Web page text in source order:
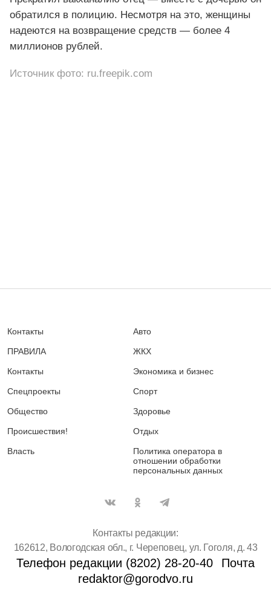
обратился в полицию. Несмотря на это, женщины
надеются на возвращение средств — более 4
миллионов рублей.
Источник фото: ru.freepik.com
Контакты
ПРАВИЛА
Контакты
Спецпроекты
Общество
Происшествия!
Власть
Авто
ЖКХ
Экономика и бизнес
Спорт
Здоровье
Отдых
Политика оператора в
отношении обработки
персональных данных
Контакты редакции:
162612, Вологодская обл., г. Череповец, ул. Гоголя, д. 43
Телефон редакции (8202) 28-20-40
Почта
redaktor@gorodvo.ru